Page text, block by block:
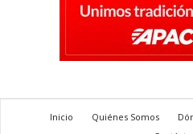
Inicio Quiénes Somos